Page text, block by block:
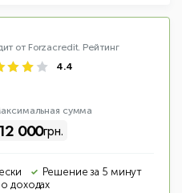
от Forzacredit. Рейтинг
4.4
имальная сумма
12 000грн.
Решение за 5 минут
доходах